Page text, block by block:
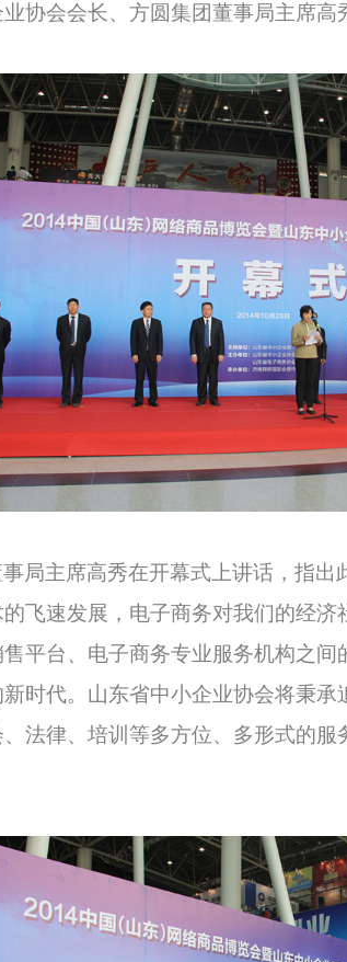
协会会长、方圆集团董事局主席高
局主席高秀在开幕式上讲话，指
飞速发展，电子商务对我们的经
平台、电子商务专业服务机构之
时代。山东省中小企业协会将秉
法律、培训等多方位、多形式的